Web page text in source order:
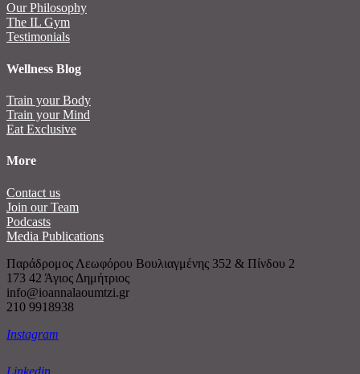
Our Philosophy
The IL Gym
Testimonials
Wellness Blog
Train your Body
Train your Mind
Eat Exclusive
More
Contact us
Join our Team
Podcasts
Media Publications
Παράδρομος Λεωφόρου Βουλιαγμένης 352 & Πίνδου 2
173 42 Άγιος Δημήτριος
info@ioannalaoumtzi.gr
210 9918938
Instagram
Linkedin